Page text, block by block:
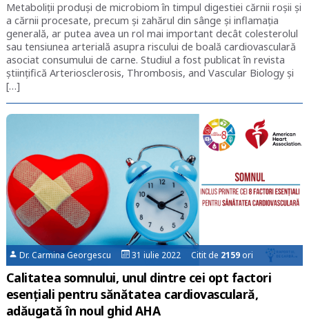
Metaboliții produși de microbiom în timpul digestiei cărnii roșii și
a cărnii procesate, precum și zahărul din sânge și inflamația
generală, ar putea avea un rol mai important decât colesterolul
sau tensiunea arterială asupra riscului de boală cardiovasculară
asociat consumului de carne. Studiul a fost publicat în revista
științifică Arteriosclerosis, Thrombosis, and Vascular Biology și
[…]
Dr. Carmina Georgescu 31 iulie 2022 Citit de 2159 ori
Calitatea somnului, unul dintre cei opt factori
esențiali pentru sănătatea cardiovasculară,
adăugată în noul ghid AHA